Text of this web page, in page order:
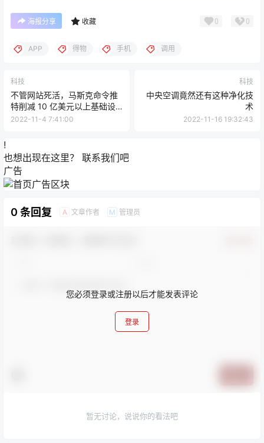
海报分享 收藏 0 0
APP 得物 手机 调用
科技
不管网站死活，马斯克命令推
特削减 10 亿美元以上基础设
施成本
2022-11-4 7:41:00
科技
中央空调竟然还有这种净化技
术
2022-11-16 19:32:43
!
也想出现在这里？ 联系我们吧
广告
0 条回复 A 文章作者 M 管理员
您必须登录或注册以后才能发表评论
登录
暂无讨论，说说你的看法吧